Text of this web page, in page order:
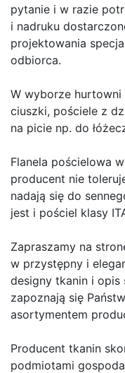
pytanie i w razie
i nadruku
projektowania
odbiorca.
W wyborze
ciuszki, pościele z
na picie np. do
Flanela pościelowa
producent nie
nadają się do
jest i pościel klasy
Zapraszamy na
w przystępny i
designy tkanin i opis
zapoznają się
asortymentem
Producent tkanin
podmiotami